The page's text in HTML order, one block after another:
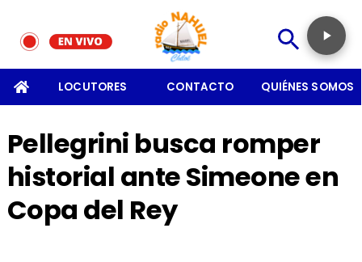
LOCUTORES CONTACTO QUIÉNES SOMOS
Pellegrini busca romper
historial ante Simeone en
Copa del Rey